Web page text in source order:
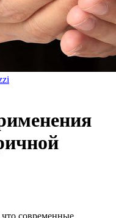
современные